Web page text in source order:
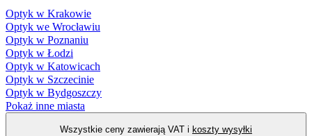
Optyk w Krakowie
Optyk we Wrocławiu
Optyk w Poznaniu
Optyk w Łodzi
Optyk w Katowicach
Optyk w Szczecinie
Optyk w Bydgoszczy
Pokaż inne miasta
Wszystkie ceny zawierają VAT i koszty wysyłki